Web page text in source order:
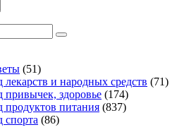
(51)
лекарств и народных средств (71)
привычек, здоровье (174)
продуктов питания (837)
спорта (86)